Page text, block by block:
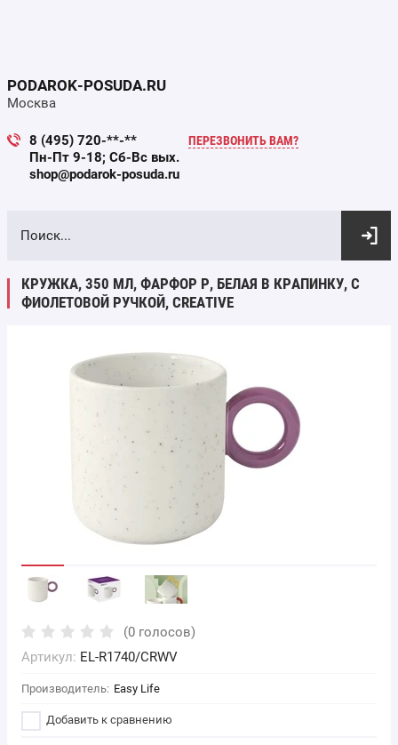
PODAROK-POSUDA.RU
Москва
8 (495) 720-**-**
Пн-Пт 9-18; Сб-Вс вых.
shop@podarok-posuda.ru
ПЕРЕЗВОНИТЬ ВАМ?
ВЫБОР ПО ПАРАМЕТРАМ
КРУЖКА, 350 МЛ, ФАРФОР P, БЕЛАЯ В КРАПИНКУ, С
ФИОЛЕТОВОЙ РУЧКОЙ, CREATIVE
(0 голосов)
Артикул: EL-R1740/CRWV
Производитель: Easy Life
Добавить к сравнению